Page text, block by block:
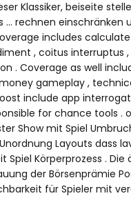
Klassiker, beiseite
… rechnen einschränken
includes
, coitus interruptus
. Coverage as well
gameplay ,
include app
for chance tools .
Show mit Spiel
Layouts dass
Spiel Körperprozess .
der Börsenprämie
für Spieler mit